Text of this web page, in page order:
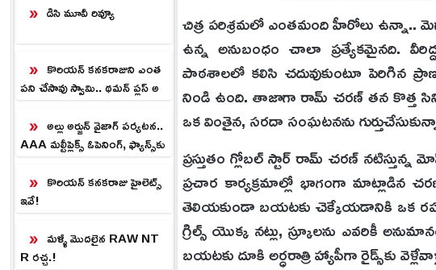
డిసి మూవీ రివ్యూ
కొరియన్ కనకరాజుని ఎంత
పని చేసావు స్వామి.. థమన్ ప్లస్ అ
అల్లు అర్జున్ వైజాగ్ పర్యటన..
AAA మల్టీప్లెక్స్ ఓపెనింగ్‌, ఫ్యాన్స్‌కు
కొరియన్ కనకరాజు హైలెట్స్
ఇవే!
మళ్ళీ మొదలైన RAW NT
R రచ్చ.!
చిత్ర పరిశ్రమలో ఎంతమంది హీరోలు ఉన్నా..
ఉన్న అనుబంధం చాలా ప్రత్యేకమైనది.
పాఠశాలలో కలిసి చదువుకుంటూ పెరిగిన
నిండి ఉంది. తాజాగా రామ్ చరణ్ తన కొత్త
ఒక వింతైన, సరదా సంఘటనను
ప్రస్తుతం గ్లోబల్ స్టార్ రామ్ చరణ్
ప్రచార కార్యక్రమాల్లో భాగంగా మాట్లాడిన
తెలియకుండా బయటకు చెక్కేయడానికి ఒక
గ్రిల్స్ యొక్క నట్లు, స్క్రూలను ఎవరికీ
బయటకు దూకి అర్ధరాత్రి హ్యాపీగా రైడ్స్‌కు